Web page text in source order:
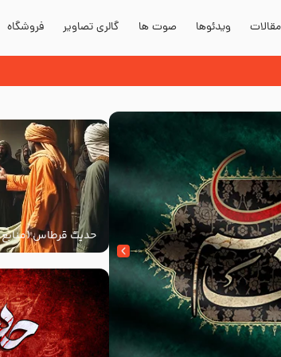
مقالات ویدئوها صوت ها گالری تصاویر فروشگاه
حدیث قرطاس